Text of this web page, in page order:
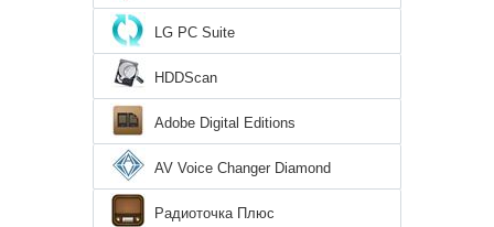
LG PC Suite
HDDScan
Adobe Digital Editions
AV Voice Changer Diamond
Радиоточка Плюс